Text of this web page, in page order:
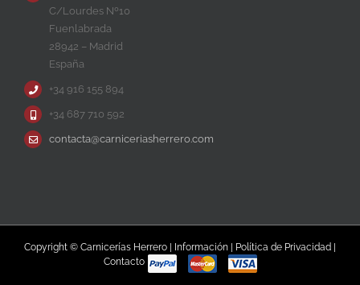
C/Lourdes Nº10
Fuenlabrada
28942 – Madrid
España
+34 916 155 894
+34 687 710 592
contacta@carniceriasherrero.com
Copyright © Carnicerías Herrero | Información | Política de Privacidad |
Contacto